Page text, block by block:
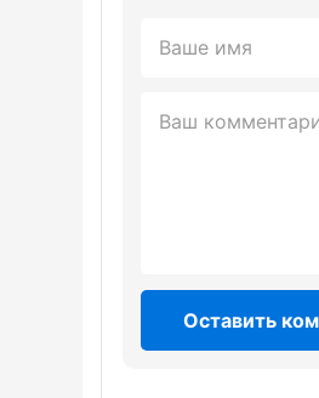
Оставить